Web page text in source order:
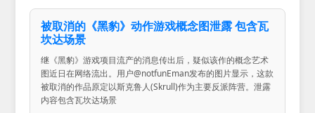
被取消的《黑豹》动作游戏概念图泄露 包含瓦
坎达场景
继《黑豹》游戏项目流产的消息传出后，疑似该作的概念艺术
图近日在网络流出。用户@notfunEman发布的图片显示，这款
被取消的作品原定以斯克鲁人(Skrull)作为主要反派阵营。泄露
内容包含瓦坎达场景